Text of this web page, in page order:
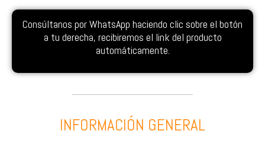
Consúltanos por WhatsApp haciendo clic sobre el botón
a tu derecha, recibiremos el link del producto
automáticamente.
INFORMACIÓN GENERAL